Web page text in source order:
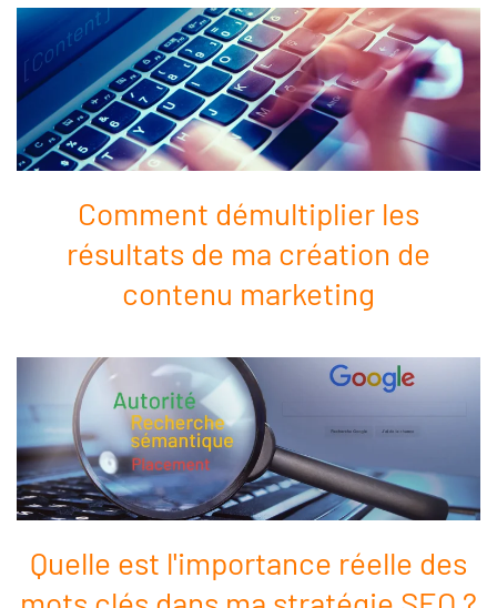
Comment démultiplier les
résultats de ma création de
contenu marketing
Quelle est l'importance réelle des